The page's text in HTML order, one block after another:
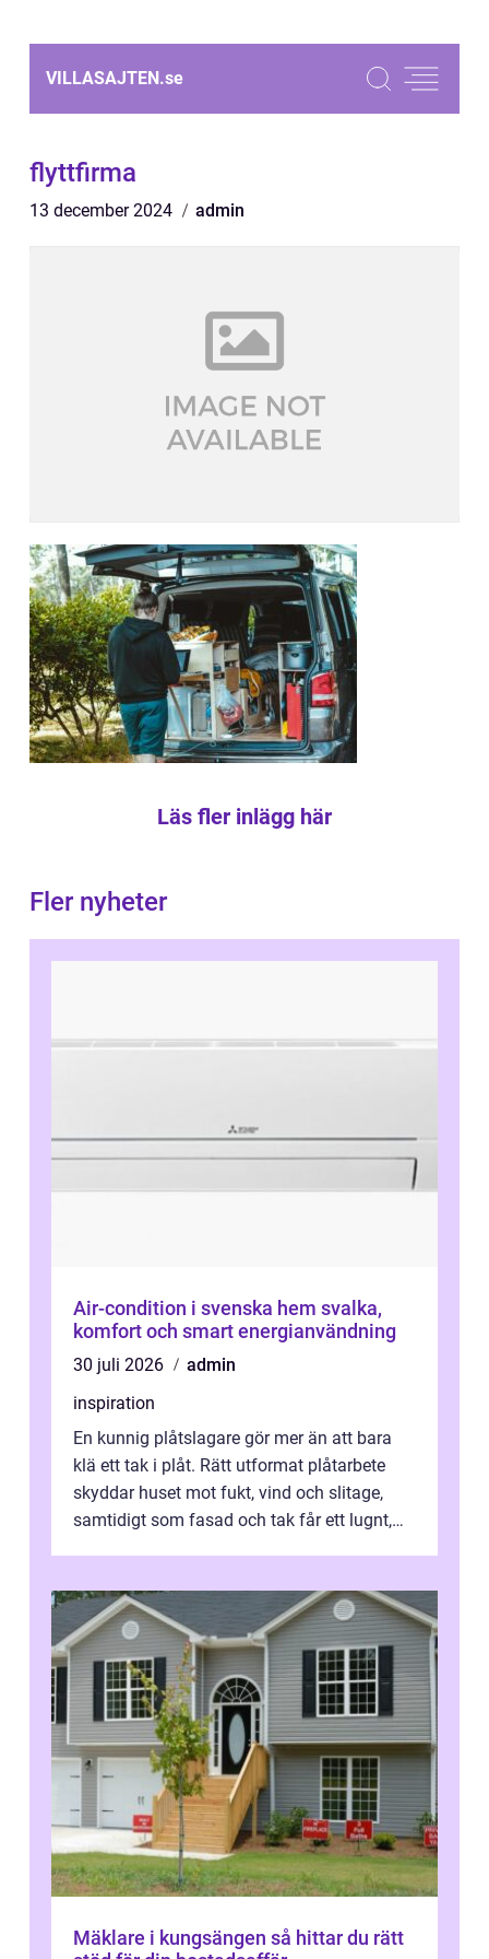
VILLASAJTEN.se
flyttfirma
13 december 2024 admin
Läs fler inlägg här
Fler nyheter
Air-condition i svenska hem svalka,
komfort och smart energianvändning
30 juli 2026
admin
inspiration
En kunnig plåtslagare gör mer än att bara
klä ett tak i plåt. Rätt utformat plåtarbete
skyddar huset mot fukt, vind och slitage,
samtidigt som fasad och tak får ett lugnt,
Mäklare i kungsängen så hittar du rätt